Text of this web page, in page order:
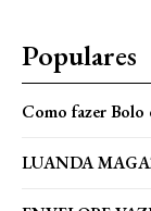
Populares
Como fazer Bolo
LUANDA